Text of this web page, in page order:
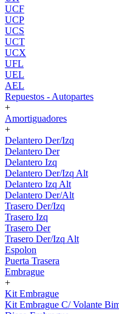
UCF
UCP
UCS
UCT
UCX
UFL
UEL
AEL
Repuestos - Autopartes
+
Amortiguadores
+
Delantero Der/Izq
Delantero Der
Delantero Izq
Delantero Der/Izq Alt
Delantero Izq Alt
Delantero Der/Alt
Trasero Der/Izq
Trasero Izq
Trasero Der
Trasero Der/Izq Alt
Espolon
Puerta Trasera
Embrague
+
Kit Embrague
Kit Embrague C/ Volante